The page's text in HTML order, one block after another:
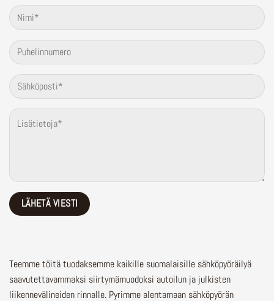
Teemme töitä tuodaksemme kaikille suomalaisille sähköpyöräilyä
saavutettavammaksi siirtymämuodoksi autoilun ja julkisten
liikennevälineiden rinnalle. Pyrimme alentamaan sähköpyörän